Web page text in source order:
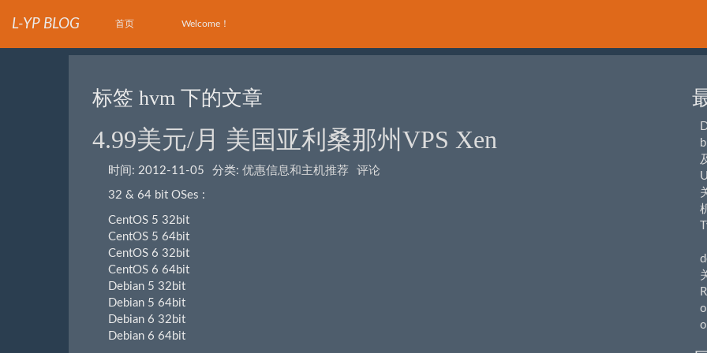
L-YP BLOG 首页 Welcome！
标签 hvm 下的文章
4.99美元/月 美国亚利桑那州VPS Xen
时间: 2012-11-05 分类: 优惠信息和主机推荐 评论
32 & 64 bit OSes :
CentOS 5 32bit
CentOS 5 64bit
CentOS 6 32bit
CentOS 6 64bit
Debian 5 32bit
Debian 5 64bit
Debian 6 32bit
Debian 6 64bit